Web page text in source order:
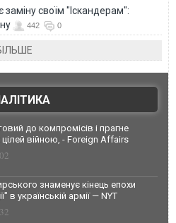
заміну своїм "Іскандерам":
442 0
до компромісів і прагне
цілей війною, - Foreign Affairs
знаменує кінець епохи
в українській армії — NYT